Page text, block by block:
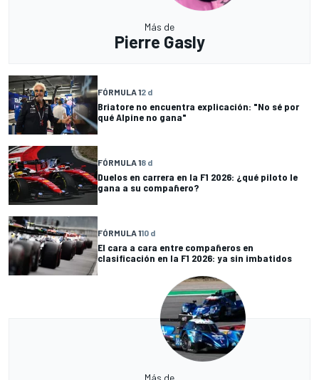
Más de
Pierre Gasly
FÓRMULA 12 d
Briatore no encuentra explicación: "No sé por
qué Alpine no gana"
FÓRMULA 18 d
Duelos en carrera en la F1 2026: ¿qué piloto le
gana a su compañero?
FÓRMULA 110 d
El cara a cara entre compañeros en
clasificación en la F1 2026: ya sin imbatidos
Más de